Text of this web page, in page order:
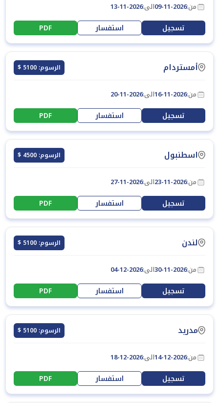
من:09-11-2026الى:13-11-2026
تسجيل استفسار PDF
أمستردام الرسوم: 5100 $
من:16-11-2026الى:20-11-2026
تسجيل استفسار PDF
اسطنبول الرسوم: 4500 $
من:23-11-2026الى:27-11-2026
تسجيل استفسار PDF
لندن الرسوم: 5100 $
من:30-11-2026الى:04-12-2026
تسجيل استفسار PDF
مدريد الرسوم: 5100 $
من:14-12-2026الى:18-12-2026
تسجيل استفسار PDF